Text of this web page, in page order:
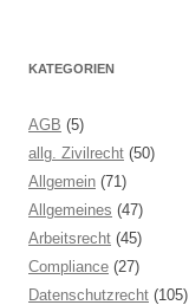
KATEGORIEN
AGB (5)
allg. Zivilrecht (50)
Allgemein (71)
Allgemeines (47)
Arbeitsrecht (45)
Compliance (27)
Datenschutzrecht (105)